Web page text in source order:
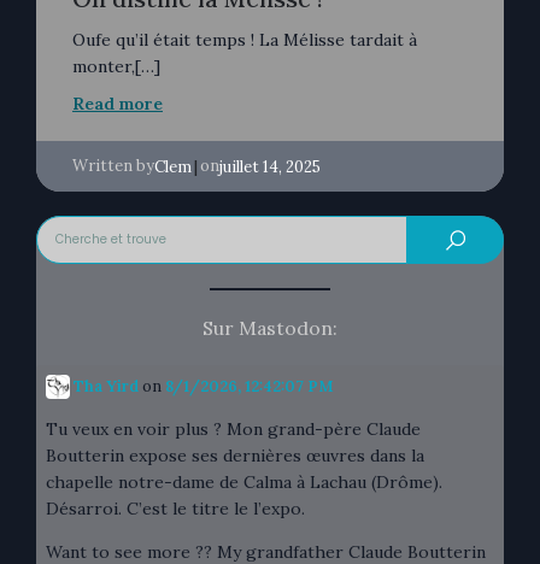
Oufe qu’il était temps ! La Mélisse tardait à
monter,[…]
Read more
Written byClem| onjuillet 14, 2025
Sur Mastodon:
Tha Yird on 8/1/2026, 12:42:07 PM
Tu veux en voir plus ? Mon grand-père Claude
Boutterin expose ses dernières œuvres dans la
chapelle notre-dame de Calma à Lachau (Drôme).
Désarroi. C’est le titre le l’expo.
Want to see more ?? My grandfather Claude Boutterin